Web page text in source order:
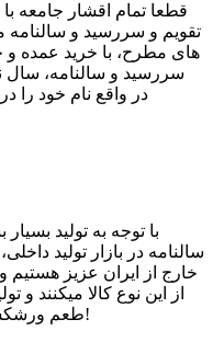
قطعا تمام اقشار جامعه
تقویم و سررسید و سالنامه
های مطرح، با خرید عمده و
سررسید و سالنامه، سال
در واقع نام خود را
با توجه به تولید
سالنامه در بازار تولید
خارج از ایران عزیز هستیم
از این نوع کالا میکنند و
طعم ورشکستگی را از طرف هموطنان خود بچشد!